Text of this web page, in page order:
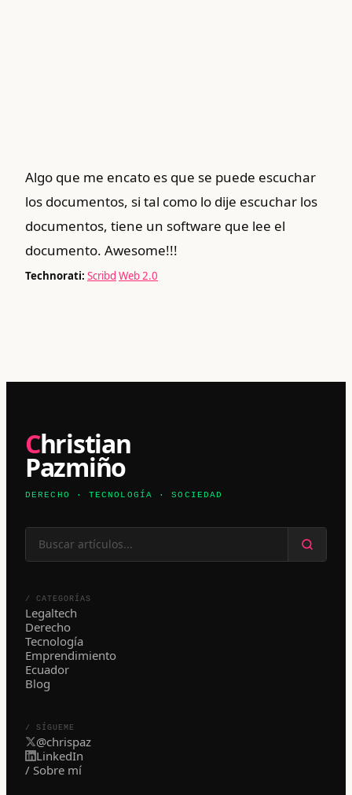
Algo que me encato es que se puede escuchar
los documentos, si tal como lo dije escuchar los
documentos, tiene un software que lee el
documento. Awesome!!!
Technorati: Scribd Web 2.0
Christian
Pazmiño
DERECHO · TECNOLOGÍA · SOCIEDAD
/ CATEGORÍAS
Legaltech
Derecho
Tecnología
Emprendimiento
Ecuador
Blog
/ SÍGUEME
@chrispaz
LinkedIn
/ Sobre mí